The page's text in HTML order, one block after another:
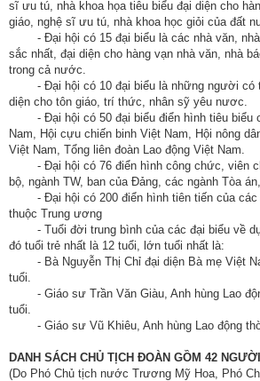
sĩ ưu tú, nhà khoa họa tiêu biểu đại diện cho
giáo, nghệ sĩ ưu tú, nhà khoa học giỏi của đất
- Đại hội có 15 đại biểu là các nhà văn,
sắc nhất, đại diện cho hàng vạn nhà văn, nhà
trong cả nước.
- Đại hội có 10 đại biểu là những người có
diện cho tôn giáo, trí thức, nhân sỹ yêu nươc.
- Đại hội có 50 đại biểu điển hình tiêu biểu
Nam, Hội cựu chiến binh Việt Nam, Hội nông
Việt Nam, Tổng liên đoàn Lao động Việt Nam.
- Đại hội có 76 điển hình công chức, viên
bộ, ngành TW, ban của Đảng, các ngành Tòa
- Đại hội có 200 điển hình tiên tiến của
thuộc Trung ương
- Tuổi đời trung bình của các đại biểu về
đó tuổi trẻ nhất là 12 tuổi, lớn tuổi nhất là:
- Bà Nguyễn Thị Chỉ đại diện Bà mẹ Việt
tuổi.
- Giáo sư Trần Văn Giàu, Anh hùng Lao
tuổi.
- Giáo sư Vũ Khiêu, Anh hùng Lao động
DANH SÁCH CHỦ TỊCH ĐOÀN GỒM 42 NGƯỜI
(Do Phó Chủ tịch nước Trương Mỹ Hoa, Phó